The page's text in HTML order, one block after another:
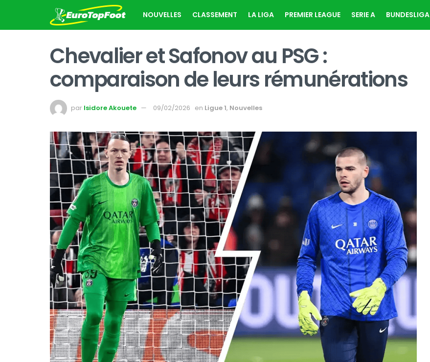
NOUVELLES CLASSEMENT LA LIGA PREMIER LEAGUE SERIE A BUNDESLIGA
Chevalier et Safonov au PSG :
comparaison de leurs rémunérations
par Isidore Akouete 09/02/2026 en Ligue 1, Nouvelles